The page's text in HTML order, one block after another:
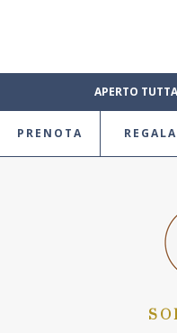
APERTO
PRENOTA REGALA